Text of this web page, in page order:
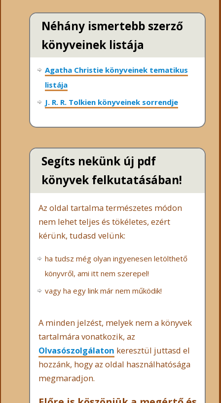
Néhány ismertebb szerző
könyveinek listája
Agatha Christie könyveinek tematikus
listája
J. R. R. Tolkien könyveinek sorrendje
Segíts nekünk új pdf
könyvek felkutatásában!
Az oldal tartalma természetes módon
nem lehet teljes és tökéletes, ezért
kérünk, tudasd velünk:
ha tudsz még olyan ingyenesen letölthető
könyvről, ami itt nem szerepel!
vagy ha egy link már nem működik!
A minden jelzést, melyek nem a könyvek
tartalmára vonatkozik, az
Olvasószolgálaton keresztül juttasd el
hozzánk, hogy az oldal használhatósága
megmaradjon.